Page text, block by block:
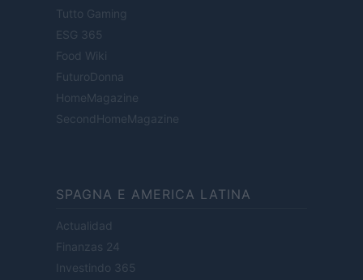
Tutto Gaming
ESG 365
Food Wiki
FuturoDonna
HomeMagazine
SecondHomeMagazine
SPAGNA E AMERICA LATINA
Actualidad
Finanzas 24
Investindo 365